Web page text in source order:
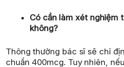
Có cần làm xét nghiệm
không?
Thông thường bác sĩ sẽ chỉ
chuẩn 400mcg. Tuy nhiên,